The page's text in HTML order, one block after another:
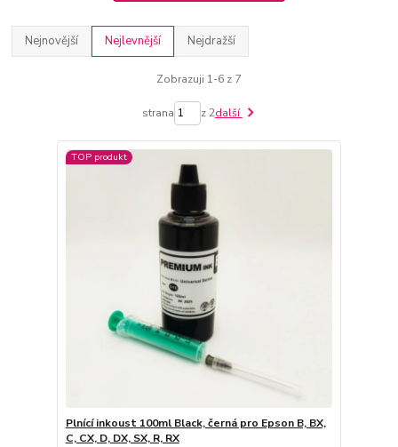
Nejnovější Nejlevnější Nejdražší
Zobrazuji 1-6 z 7
strana z 2další
TOP produkt
Plnící inkoust 100ml Black, černá pro Epson B, BX,
C, CX, D, DX, SX, R, RX